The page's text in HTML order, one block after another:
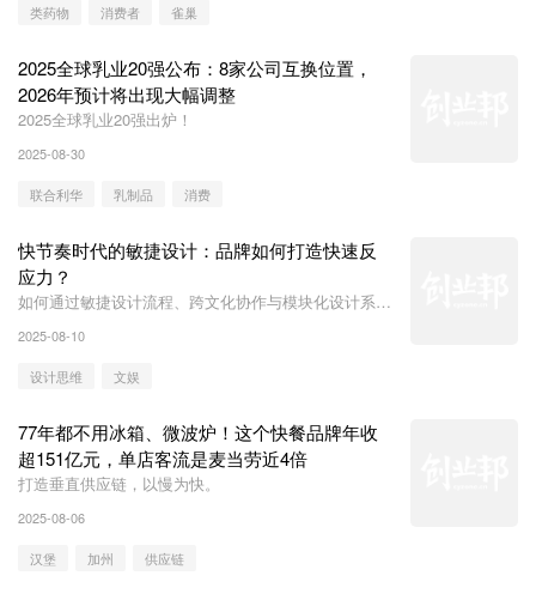
类药物 消费者 雀巢
2025全球乳业20强公布：8家公司互换位置，
2026年预计将出现大幅调整
2025全球乳业20强出炉！
2025-08-30
联合利华 乳制品 消费
快节奏时代的敏捷设计：品牌如何打造快速反
应力？
如何通过敏捷设计流程、跨文化协作与模块化设计系
2025-08-10
设计思维 文娱
77年都不用冰箱、微波炉！这个快餐品牌年收
超151亿元，单店客流是麦当劳近4倍
打造垂直供应链，以慢为快。
2025-08-06
汉堡 加州 供应链